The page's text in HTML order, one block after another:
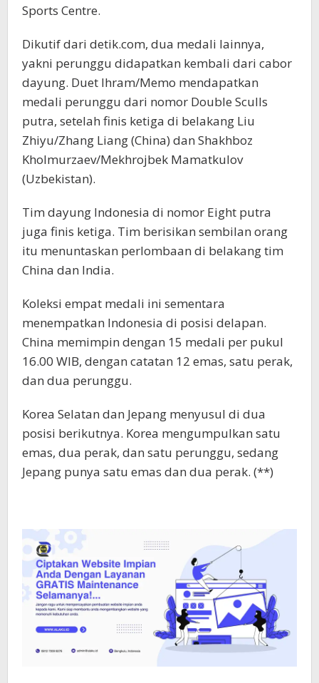
Sports Centre.
Dikutif dari detik.com, dua medali lainnya,
yakni perunggu didapatkan kembali dari cabor
dayung. Duet Ihram/Memo mendapatkan
medali perunggu dari nomor Double Sculls
putra, setelah finis ketiga di belakang Liu
Zhiyu/Zhang Liang (China) dan Shakhboz
Kholmurzaev/Mekhrojbek Mamatkulov
(Uzbekistan).
Tim dayung Indonesia di nomor Eight putra
juga finis ketiga. Tim berisikan sembilan orang
itu menuntaskan perlombaan di belakang tim
China dan India.
Koleksi empat medali ini sementara
menempatkan Indonesia di posisi delapan.
China memimpin dengan 15 medali per pukul
16.00 WIB, dengan catatan 12 emas, satu perak,
dan dua perunggu.
Korea Selatan dan Jepang menyusul di dua
posisi berikutnya. Korea mengumpulkan satu
emas, dua perak, dan satu perunggu, sedang
Jepang punya satu emas dan dua perak. (**)